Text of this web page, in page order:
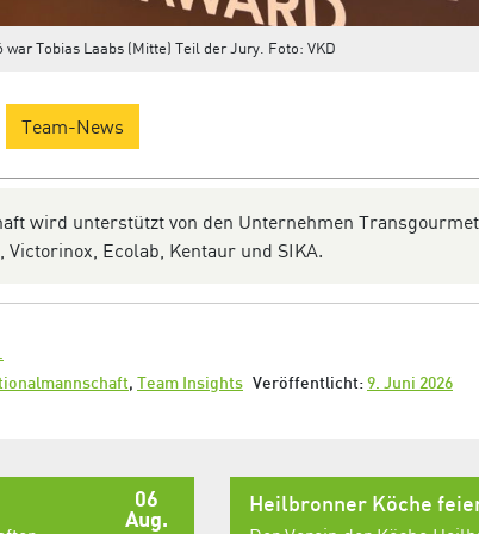
Tobias Laabs (Mitte) Teil der Jury. Foto: VKD
Team-News
wird unterstützt von den Unternehmen Transgourmet
Ecolab, Kentaur und SIKA.
, Team Insights Veröffentlicht: 9. Juni 2026
06
Aug. Heilbronner Köche